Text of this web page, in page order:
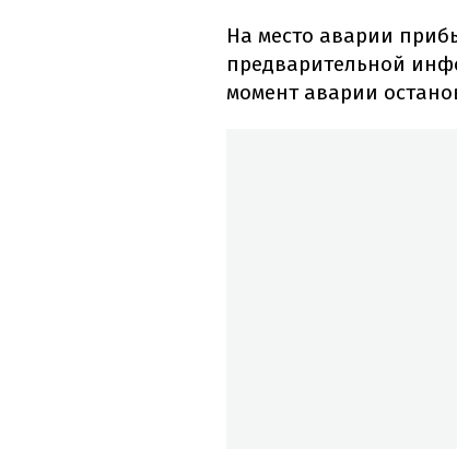
На место аварии
предварительной
момент аварии